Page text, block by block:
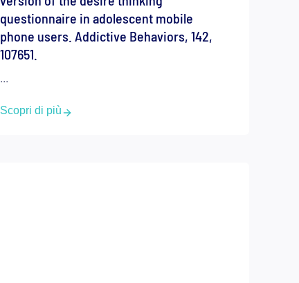
questionnaire in adolescent mobile
phone users. Addictive Behaviors, 142,
107651.
...
Scopri di più